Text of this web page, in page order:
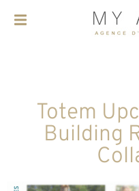
Totem
Building